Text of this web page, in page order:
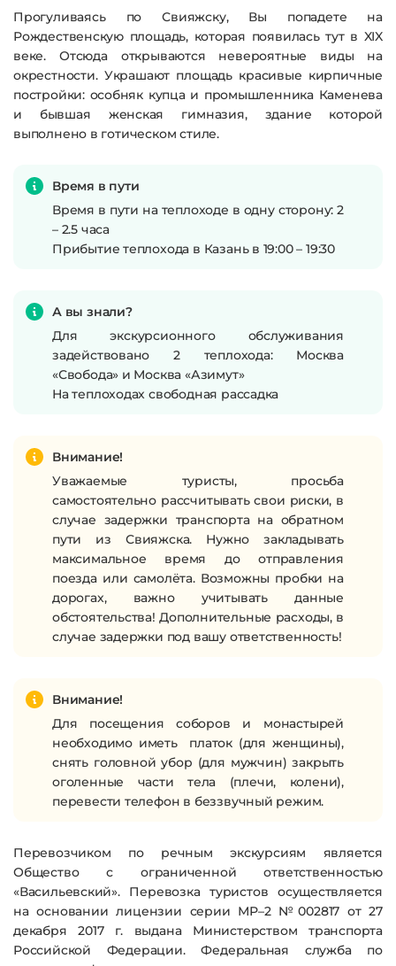
Прогуливаясь по Свияжску, Вы попадете на
Рождественскую площадь, которая появилась тут в XIX
веке. Отсюда открываются невероятные виды на
окрестности. Украшают площадь красивые кирпичные
постройки: особняк купца и промышленника Каменева
и бывшая женская гимназия, здание которой
выполнено в готическом стиле.
Время в пути
Время в пути на теплоходе в одну сторону: 2
– 2.5 часа
Прибытие теплохода в Казань в 19:00 – 19:30
А вы знали?
Для экскурсионного обслуживания
задействовано 2 теплохода: Москва
«Свобода» и Москва «Азимут»
На теплоходах свободная рассадка
Внимание!
Уважаемые туристы, просьба
самостоятельно рассчитывать свои риски, в
случае задержки транспорта на обратном
пути из Свияжска. Нужно закладывать
максимальное время до отправления
поезда или самолёта. Возможны пробки на
дорогах, важно учитывать данные
обстоятельства! Дополнительные расходы, в
случае задержки под вашу ответственность!
Внимание!
Для посещения соборов и монастырей
необходимо иметь платок (для женщины),
снять головной убор (для мужчин) закрыть
оголенные части тела (плечи, колени),
перевести телефон в беззвучный режим.
Перевозчиком по речным экскурсиям является
Общество с ограниченной ответственностью
«Васильевский». Перевозка туристов осуществляется
на основании лицензии серии МР–2 №002817 от 27
декабря 2017 г. выдана Министерством транспорта
Российской Федерации. Федеральная служба по